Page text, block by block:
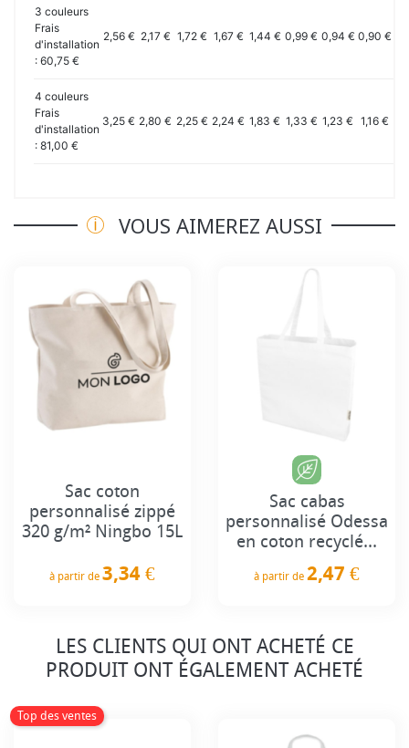
3 couleurs
Frais
d'installation
: 60,75 €
2,56 € 2,17 € 1,72 € 1,67 € 1,44 € 0,99 € 0,94 € 0,90 €
4 couleurs
Frais
d'installation
: 81,00 €
3,25 € 2,80 € 2,25 € 2,24 € 1,83 € 1,33 € 1,23 € 1,16 €
VOUS AIMEREZ AUSSI
Sac coton
personnalisé zippé
320 g/m² Ningbo 15L
à partir de 3,34 €
Sac cabas
personnalisé Odessa
en coton recyclé...
à partir de 2,47 €
LES CLIENTS QUI ONT ACHETÉ CE
PRODUIT ONT ÉGALEMENT ACHETÉ
Top des ventes